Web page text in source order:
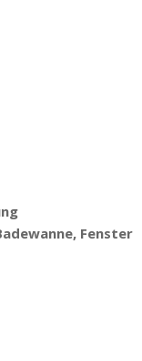
Fenster